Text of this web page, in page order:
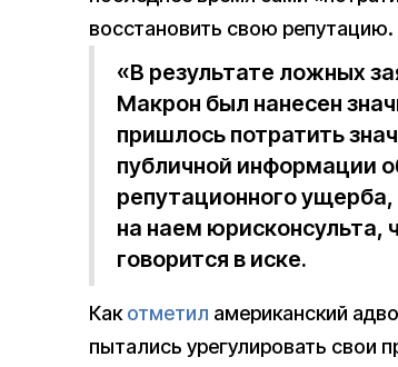
восстановить свою репутацию.
«В результате ложных
Макрон был нанесен
пришлось потратить
публичной информации
репутационного
на наем юрисконсульта,
говорится в иске.
Какотметил американский
пытались урегулировать свои